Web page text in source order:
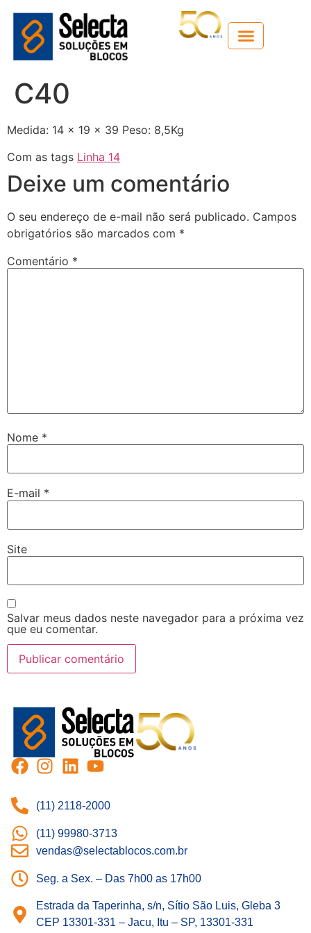
C40
Medida: 14 x 19 x 39 Peso: 8,5Kg
Com as tags Linha 14
Deixe um comentário
O seu endereço de e-mail não será publicado. Campos
obrigatórios são marcados com *
Comentário *
Nome *
E-mail *
Site
Salvar meus dados neste navegador para a próxima vez
que eu comentar.
(11) 2118-2000
(11) 99980-3713
vendas@selectablocos.com.br
Seg. a Sex. – Das 7h00 as 17h00
Estrada da Taperinha, s/n, Sítio São Luis, Gleba 3
CEP 13301-331 – Jacu, Itu – SP, 13301-331